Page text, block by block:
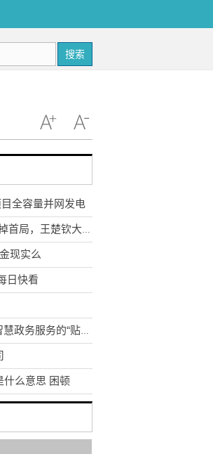
搜索
全容量并网发电
德班世乒赛：4-1！国乒丢掉首局，王楚钦大获全胜，再战日本名将 报道
现实么
日快看
陕西“秦务员” 做群众身边智慧政务服务的“贴心人”
什么意思 困顿